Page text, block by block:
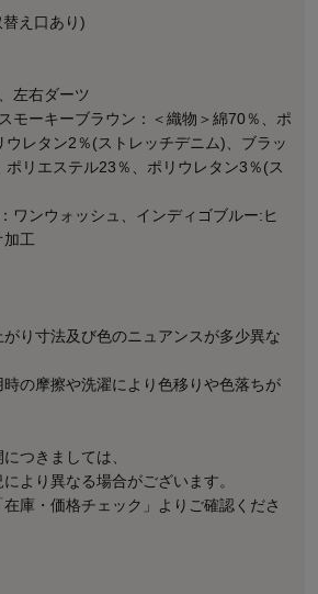
え口あり)
左右ダーツ
モーキーブラウン：＜織物＞綿70％、ポ
ウレタン2％(ストレッチデニム)、ブラッ
ポリエステル23％、ポリウレタン3％(ス
ワンウォッシュ、インディゴブルー:ヒ
加工
り寸法及び色のニュアンスが多少異な
の摩擦や洗濯により色移りや色落ちが
つきましては、
より異なる場合がございます。
庫・価格チェック」よりご確認くださ